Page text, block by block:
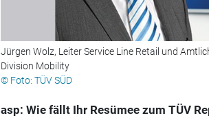
Jürgen Wolz, Leiter Service Line Retail und
Division Mobility
© Foto: TÜV SÜD
asp: Wie fällt Ihr Resümee zum TÜV